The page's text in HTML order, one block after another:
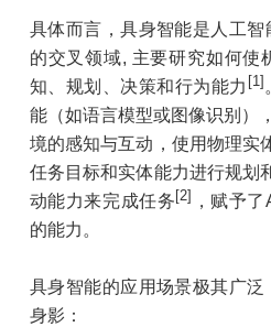
具体而言，具身智能是人工
的交叉领域, 主要研究如何使
知、规划、决策和行为能力 [1]
能（如语言模型或图像识别）
境的感知与互动，使用物理实
任务目标和实体能力进行规划
动能力来完成任务[2] ，赋予
的能力。
具身智能的应用场景极其广
身影：